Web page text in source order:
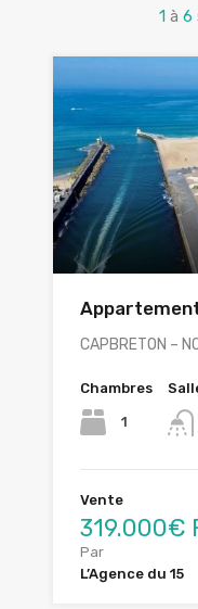
1 à 6
CAPBRETON –
Chambres
1
Vente
319.000€
Par
L’Agence du 15